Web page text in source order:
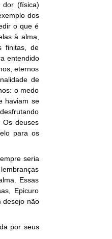
dor (física)
dos
o que é
à alma,
finitas, de
entendido
eternos
de
o medo
haviam se
Os deuses
para os
seria
Essas
Epicuro
desejo não
por seus